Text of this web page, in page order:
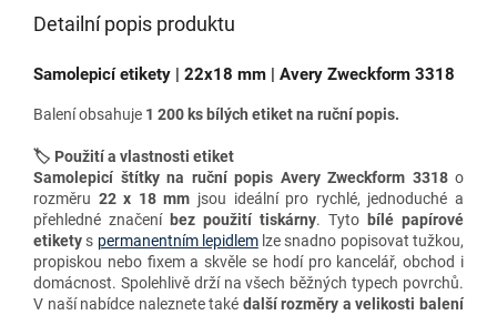
Detailní popis produktu
Samolepicí etikety | 22x18 mm | Avery Zweckform 3318
Balení obsahuje 1 200 ks bílých etiket na ruční popis.
🏷️ Použití a vlastnosti etiket
Samolepicí štítky na ruční popis Avery Zweckform 3318o
rozměru 22 x 18 mm jsou ideální pro rychlé, jednoduché a
přehledné značení bez použití tiskárny. Tyto bílé papírové
etikety s permanentním lepidlemlze snadno popisovat tužkou,
propiskou nebo fixem a skvěle se hodí pro kancelář, obchod i
domácnost. Spolehlivě drží na všech běžných typech povrchů.
V naší nabídce naleznete také dalšírozměry a velikosti balení